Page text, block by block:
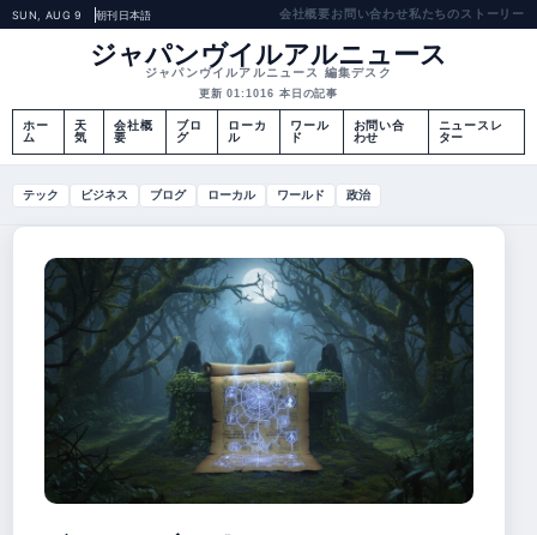
SUN, AUG 9 朝刊日本語 会社概要お問い合わせ私たちのストーリー
ジャパンヴイルアルニュース
ジャパンヴイルアルニュース 編集デスク
更新 01:1016 本日の記事
ホー
ム
天
気
会社概
要
ブロ
グ
ローカ
ル
ワール
ド
お問い合
わせ
ニュースレ
ター
テック ビジネス ブログ ローカル ワールド 政治